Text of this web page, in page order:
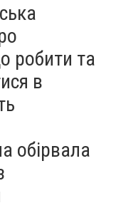
робити та
в
обірвала